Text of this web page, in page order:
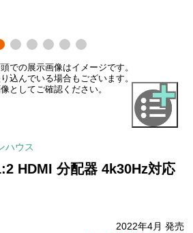
での展示画像はイメージです。
込んでいる場合もございます。
としてご確認ください。
ハウス
HDMI 分配器 4k30Hz対応
2022年4月 発売